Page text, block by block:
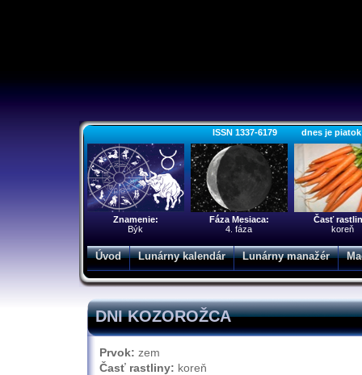
ISSN 1337-6179 dnes je piatok
Znamenie:
Býk
Fáza Mesiaca:
4. fáza
Časť
koreň
Úvod Lunárny kalendár Lunárny manažér
DNI KOZOROŽCA
Prvok: zem
Časť rastliny: koreň